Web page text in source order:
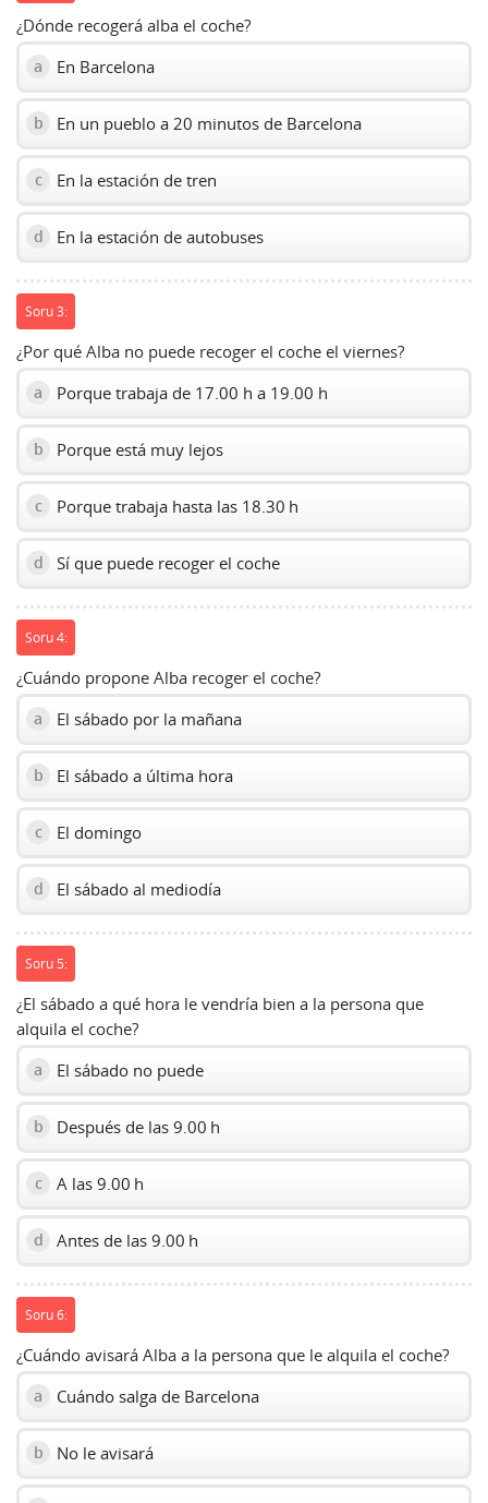
¿Dónde recogerá alba el coche?
a En Barcelona
b En un pueblo a 20 minutos de Barcelona
c En la estación de tren
d En la estación de autobuses
Soru 3:
¿Por qué Alba no puede recoger el coche el viernes?
a Porque trabaja de 17.00 h a 19.00 h
b Porque está muy lejos
c Porque trabaja hasta las 18.30 h
d Sí que puede recoger el coche
Soru 4:
¿Cuándo propone Alba recoger el coche?
a El sábado por la mañana
b El sábado a última hora
c El domingo
d El sábado al mediodía
Soru 5:
¿El sábado a qué hora le vendría bien a la persona que
alquila el coche?
a El sábado no puede
b Después de las 9.00 h
c A las 9.00 h
d Antes de las 9.00 h
Soru 6:
¿Cuándo avisará Alba a la persona que le alquila el coche?
a Cuándo salga de Barcelona
b No le avisará